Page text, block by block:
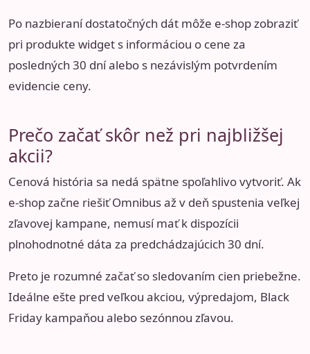
Po nazbieraní dostatočných dát môže e-shop zobraziť
pri produkte widget s informáciou o cene za
posledných 30 dní alebo s nezávislým potvrdením
evidencie ceny.
Prečo začať skôr než pri najbližšej
akcii?
Cenová história sa nedá spätne spoľahlivo vytvoriť. Ak
e-shop začne riešiť Omnibus až v deň spustenia veľkej
zľavovej kampane, nemusí mať k dispozícii
plnohodnotné dáta za predchádzajúcich 30 dní.
Preto je rozumné začať so sledovaním cien priebežne.
Ideálne ešte pred veľkou akciou, výpredajom, Black
Friday kampaňou alebo sezónnou zľavou.